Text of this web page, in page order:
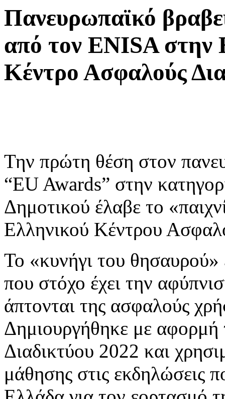
Πανευρωπαϊκό
από τον ΕNISA στην
Κέντρο Ασφαλούς
Την πρώτη θέση στον
“EU Awards” στην
Δημοτικού έλαβε το
Ελληνικού Κέντρου
Το «κυνήγι του θησαυρού»
που στόχο έχει την
άπτονται της ασφαλούς
Δημιουργήθηκε με
Διαδικτύου 2022 και
μάθησης στις εκδηλώσεις